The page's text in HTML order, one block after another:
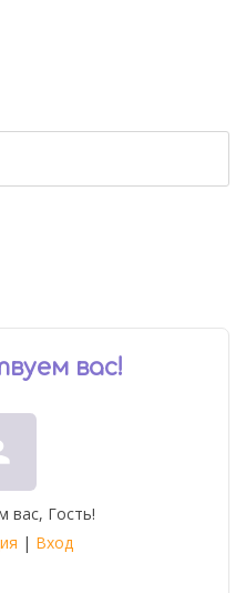
вас!
вас, Гость!
| Вход